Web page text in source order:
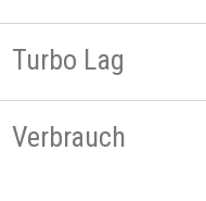
Turbo Lag
Verbrauch